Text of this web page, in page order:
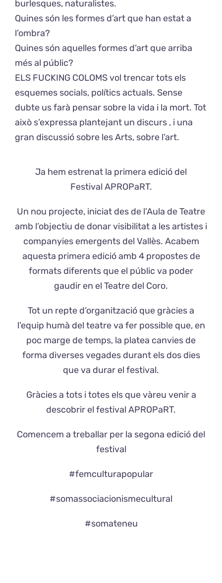
burlesques, naturalistes.
Quines són les formes d’art que han estat a
l’ombra?
Quines són aquelles formes d’art que arriba
més al públic?
ELS FUCKING COLOMS vol trencar tots els
esquemes socials, polítics actuals. Sense
dubte us farà pensar sobre la vida i la mort. Tot
això s’expressa plantejant un discurs , i una
gran discussió sobre les Arts, sobre l’art.
Ja hem estrenat la primera edició del
Festival APROPaRT.
Un nou projecte, iniciat des de l’Aula de Teatre
amb l’objectiu de donar visibilitat a les artistes i
companyies emergents del Vallès. Acabem
aquesta primera edició amb 4 propostes de
formats diferents que el públic va poder
gaudir en el Teatre del Coro.
Tot un repte d’organització que gràcies a
l’equip humà del teatre va fer possible que, en
poc marge de temps, la platea canvies de
forma diverses vegades durant els dos dies
que va durar el festival.
Gràcies a tots i totes els que vàreu venir a
descobrir el festival APROPaRT.
Comencem a treballar per la segona edició del
festival
#femculturapopular
#somassociacionismecultural
#somateneu